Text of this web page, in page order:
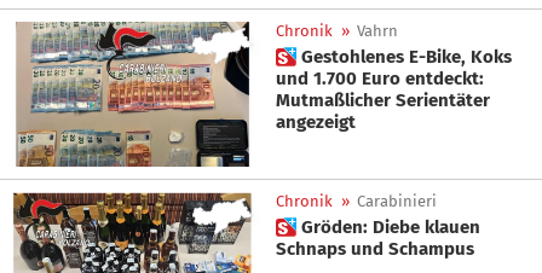
Chronik » Vahrn
 Gestohlenes E-Bike, Koks
und 1.700 Euro entdeckt:
Mutmaßlicher Serientäter
angezeigt
Chronik » Carabinieri
 Gröden: Diebe klauen
Schnaps und Schampus